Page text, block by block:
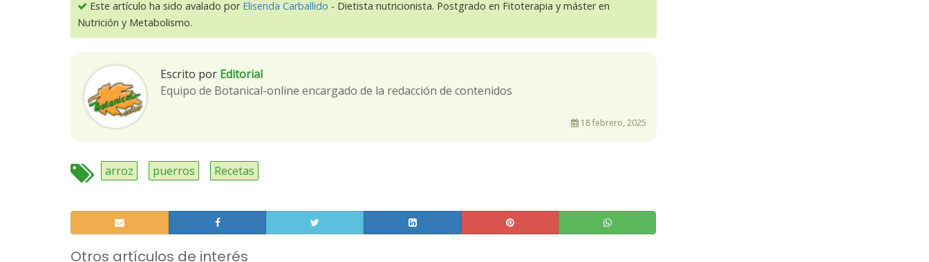
Este artículo ha sido avalado por Elisenda Carballido - Dietista nutricionista. Postgrado en Fitoterapia y máster en
Nutrición y Metabolismo.
Escrito por Editorial
Equipo de Botanical-online encargado de la redacción de contenidos
18 febrero, 2025
arroz puerros Recetas
Otros artículos de interés